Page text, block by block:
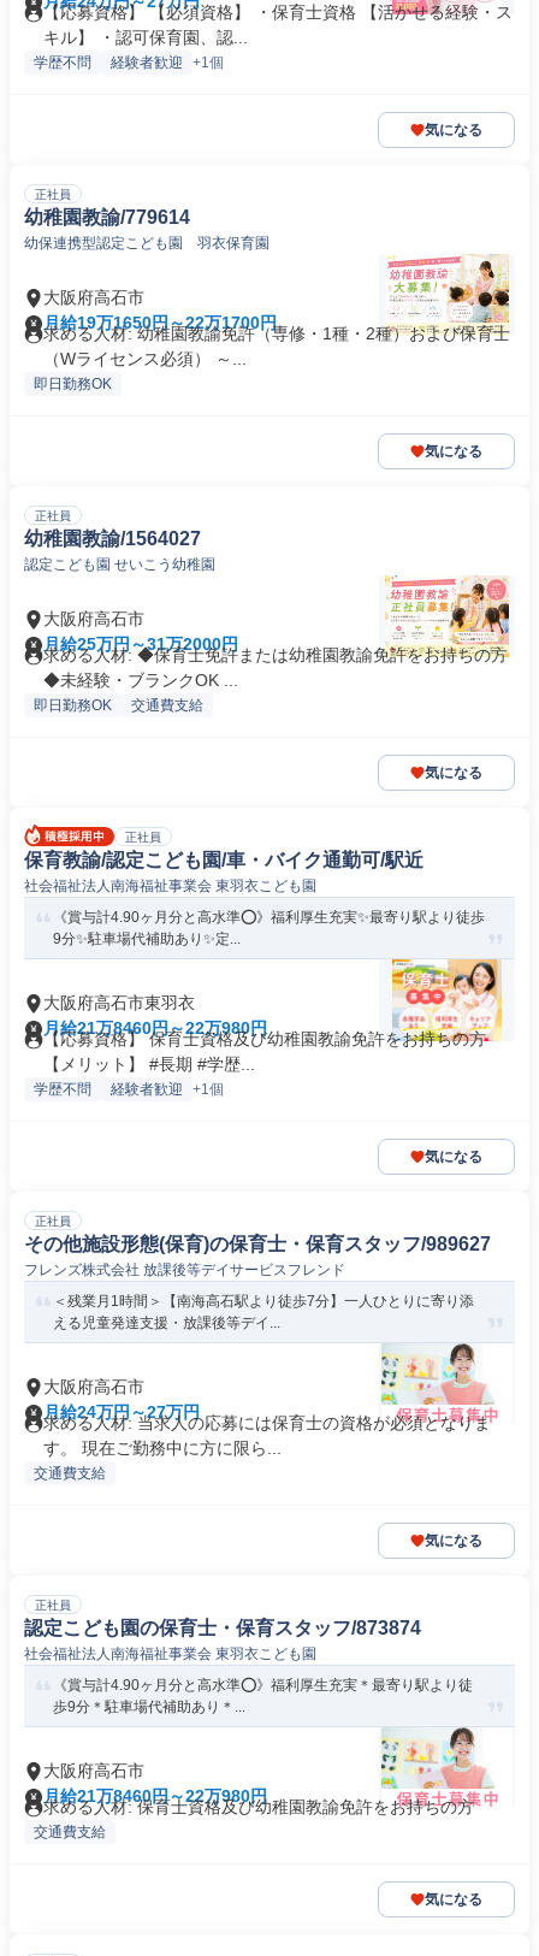
【応募資格】 【必須資格】 ・保育士資格 【活かせる経験・ス
キル】 ・認可保育園、認...
学歴不問 経験者歓迎 +1個
気になる
正社員
幼稚園教諭/779614
幼保連携型認定こども園 羽衣保育園
大阪府高石市
月給19万1650円～22万1700円
求める人材: 幼稚園教諭免許（専修・1種・2種）および保育士
（Wライセンス必須） ～...
即日勤務OK
気になる
正社員
幼稚園教諭/1564027
認定こども園 せいこう幼稚園
大阪府高石市
月給25万円～31万2000円
求める人材: ◆保育士免許または幼稚園教諭免許をお持ちの方
◆未経験・ブランクOK ...
即日勤務OK 交通費支給
気になる
正社員
保育教諭/認定こども園/車・バイク通勤可/駅近
社会福祉法人南海福祉事業会 東羽衣こども園
《賞与計4.90ヶ月分と高水準⭕》福利厚生充実✨最寄り駅より徒歩
9分✨駐車場代補助あり✨定...
大阪府高石市東羽衣
月給21万8460円～22万980円
【応募資格】 保育士資格及び幼稚園教諭免許をお持ちの方
【メリット】 #長期 #学歴...
学歴不問 経験者歓迎 +1個
気になる
正社員
その他施設形態(保育)の保育士・保育スタッフ/989627
フレンズ株式会社 放課後等デイサービスフレンド
＜残業月1時間＞【南海高石駅より徒歩7分】一人ひとりに寄り添
える児童発達支援・放課後等デイ...
大阪府高石市
月給24万円～27万円
求める人材: 当求人の応募には保育士の資格が必須となりま
す。 現在ご勤務中に方に限ら...
交通費支給
気になる
正社員
認定こども園の保育士・保育スタッフ/873874
社会福祉法人南海福祉事業会 東羽衣こども園
《賞与計4.90ヶ月分と高水準⭕️》福利厚生充実＊最寄り駅より徒
歩9分＊駐車場代補助あり＊...
大阪府高石市
月給21万8460円～22万980円
求める人材: 保育士資格及び幼稚園教諭免許をお持ちの方
交通費支給
気になる